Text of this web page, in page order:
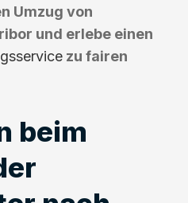
Umzug von
und erlebe einen
zu fairen
beim